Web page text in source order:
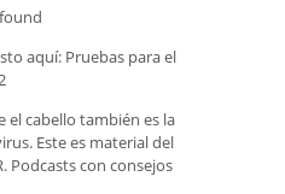
aquí: Pruebas para el
el cabello también es la
Este es material del
Podcasts con consejos